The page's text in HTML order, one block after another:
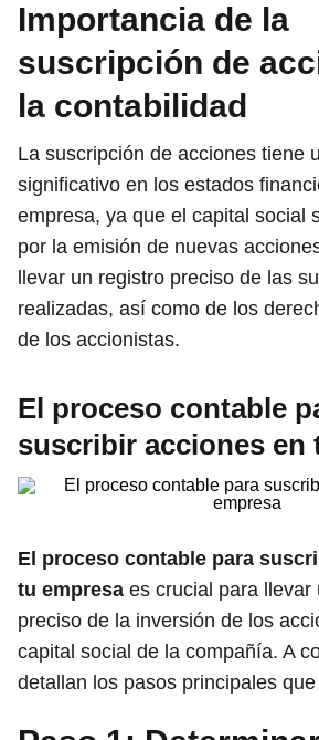
Importancia de la
suscripción de
la contabilidad
La suscripción de acciones tiene
significativo en los estados
empresa, ya que el capital social
por la emisión de nuevas
llevar un registro preciso de las
realizadas, así como de los
de los accionistas.
El proceso contable
suscribir acciones en
El proceso contable para
tu empresa es crucial para llevar
preciso de la inversión de los
capital social de la compañía. A
detallan los pasos principales